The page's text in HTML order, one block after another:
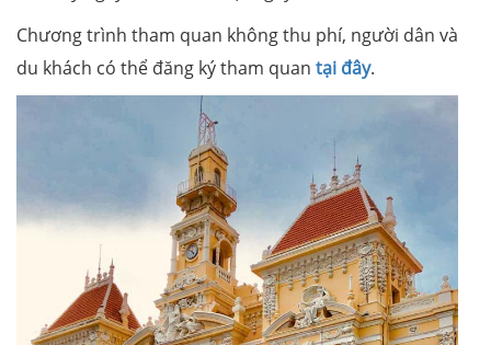
Chương trình tham quan không thu phí, người dân và
du khách có thể đăng ký tham quan tại đây.